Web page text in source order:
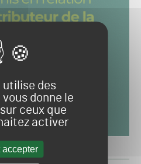
utilise des
donne le
ceux que
activer
accepter